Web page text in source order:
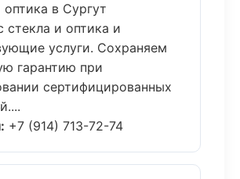
в Сургут
стекла и оптика и
услуги. Сохраняем
гарантию при
сертифицированных
+7 (914) 713-72-74